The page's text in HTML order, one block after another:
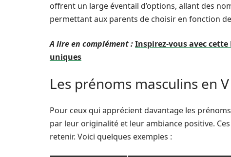
offrent un large éventail d’options, allant des
permettant aux parents de choisir en fonction
A lire en complément :Inspirez-vous avec
uniques
Les prénoms masculins en
Pour ceux qui apprécient davantage les
par leur originalité et leur ambiance positive.
retenir. Voici quelques exemples :